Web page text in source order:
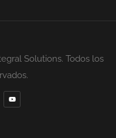
Solutions. Todos los